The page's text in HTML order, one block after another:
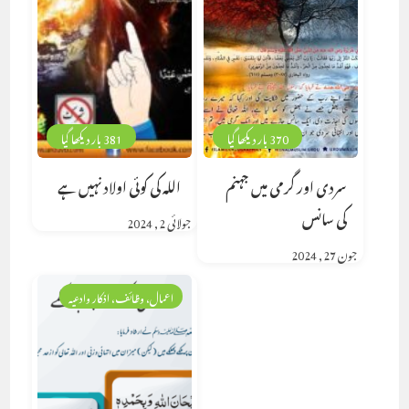
381 بار دیکھا گیا
اللہ کی کوئی اولاد نہیں ہے
جولائی 2, 2024
370 بار دیکھا گیا
سردی اور گرمی میں جہنم
کی سانس
جون 27, 2024
اعمال، وظائف، اذکار وادعیہ